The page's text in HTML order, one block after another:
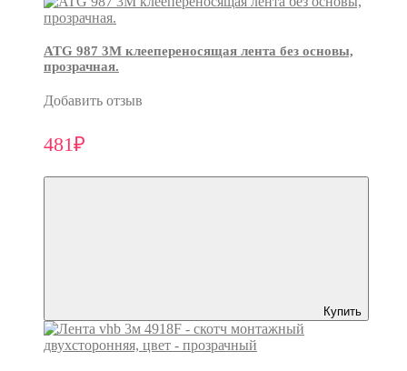
ATG 987 3М клеепереносящая лента без основы,
прозрачная.
Добавить отзыв
481₽
Купить